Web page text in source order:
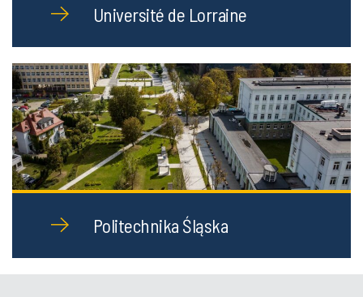
Université de Lorraine
Politechnika Śląska